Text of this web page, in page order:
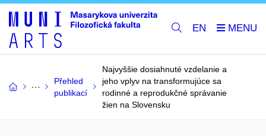
EN
Přehled
publikací
Najvyššie dosiahnuté vzdelanie a
jeho vplyv na transformujúce sa
rodinné a reprodukčné správanie
žien na Slovensku